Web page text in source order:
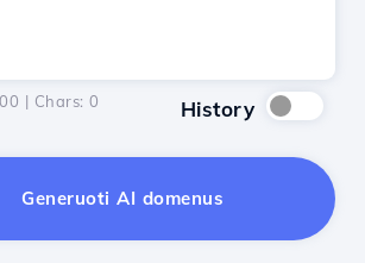
| Chars: 0 History
Generuoti AI domenus